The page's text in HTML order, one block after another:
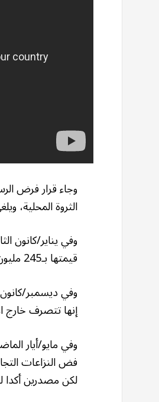
وجاء قرار فرض
الثروة المحلية،
قيمتها بـ245 مليون دولار.
وفي ديسمبر/
إنها تتصرف خارج
وفي مايو/أيار
فض النزاعات
لكن مصدرين أكدا